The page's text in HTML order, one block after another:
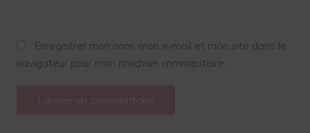
Enregistrer mon nom, mon e-mail et mon site dans le
navigateur pour mon prochain commentaire.